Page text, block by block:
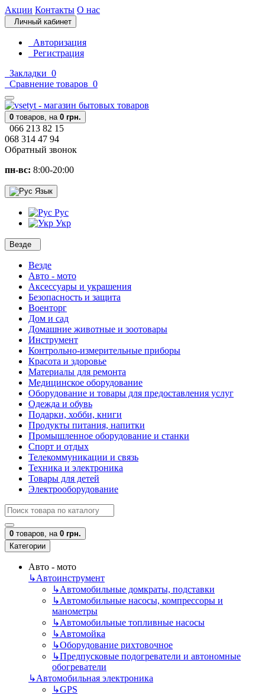
Акции Контакты О нас
Личный кабинет
Авторизация
Регистрация
Закладки 0
Сравнение товаров 0
0 товаров, на 0 грн.
066 213 82 15
068 314 47 94
Обратный звонок
пн-вс: 8:00-20:00
Язык
Рус
Укр
Везде
Везде
Авто - мото
Аксессуары и украшения
Безопасность и защита
Военторг
Дом и сад
Домашние животные и зоотовары
Инструмент
Контрольно-измерительные приборы
Красота и здоровье
Материалы для ремонта
Медицинское оборудование
Оборудование и товары для предоставления услуг
Одежда и обувь
Подарки, хобби, книги
Продукты питания, напитки
Промышленное оборудование и станки
Спорт и отдых
Телекоммуникации и связь
Техника и электроника
Товары для детей
Электрооборудование
0 товаров, на 0 грн.
Категории
Авто - мото
↳Автоинструмент
↳Автомобильные домкраты, подставки
↳Автомобильные насосы, компрессоры и
манометры
↳Автомобильные топливные насосы
↳Автомойка
↳Оборудование рихтовочное
↳Предпусковые подогреватели и автономные
обогреватели
↳Автомобильная электроника
↳GPS